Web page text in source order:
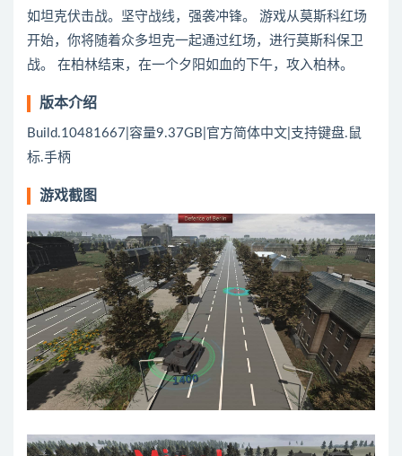
如坦克伏击战。坚守战线，强袭冲锋。 游戏从莫斯科红场
开始，你将随着众多坦克一起通过红场，进行莫斯科保卫
战。 在柏林结束，在一个夕阳如血的下午，攻入柏林。
版本介绍
Build.10481667|容量9.37GB|官方简体中文|支持键盘.鼠
标.手柄
游戏截图